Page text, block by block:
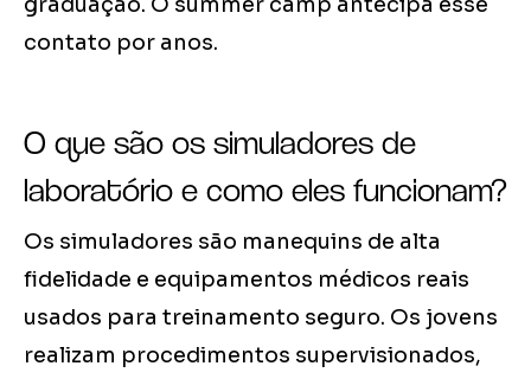
contato por anos.
O que são os simuladores de
laboratório e como eles funcionam?
Os simuladores são manequins de alta
fidelidade e equipamentos médicos reais
usados para treinamento seguro. Os jovens
realizam procedimentos supervisionados,